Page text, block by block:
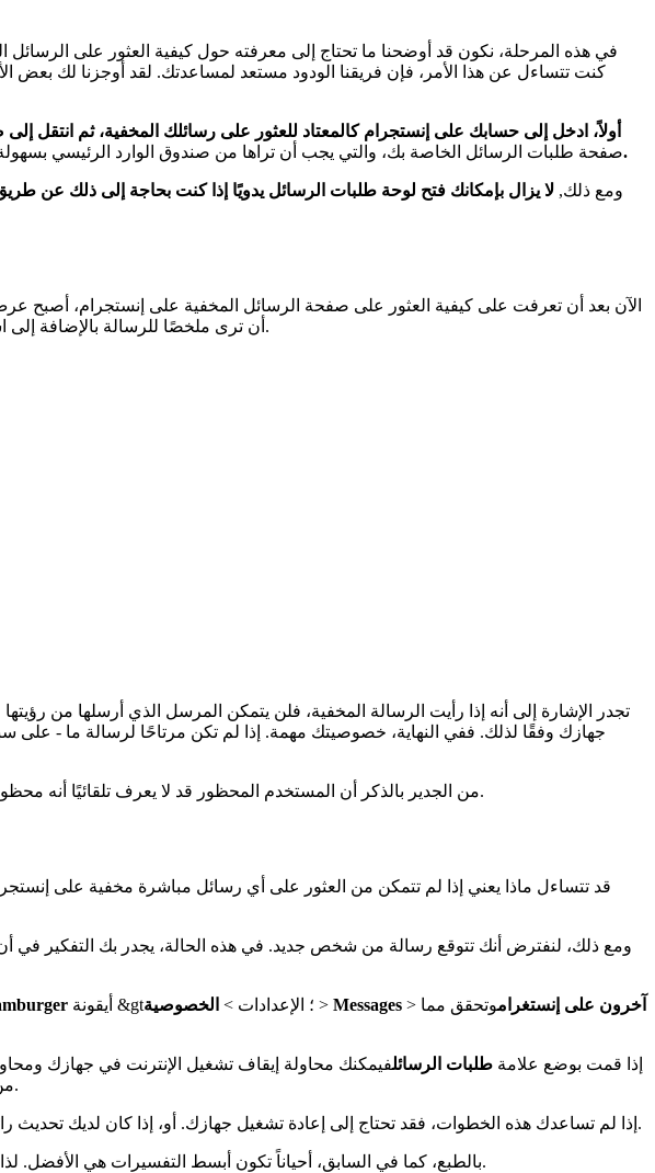
في هذه المرحلة، نكون قد أوضحنا ما تحتاج إلى معرفته حول كيفية العثور على الرسائل
كنت تتساءل عن هذا الأمر، فإن فريقنا الودود مستعد لمساعدتك. لقد أوجزنا لك بعض
أولاً، ادخل إلى حسابك على إنستجرام كالمعتاد للعثور على رسائلك المخفية، ثم انتقل
صفحة طلبات الرسائل الخاصة بك، والتي يجب أن تراها من صندوق الوارد الرئيسيإذا كان لديك أي رسائل مخفية في انتظارك، يجب أن تكون هناك لافتة زرقاء كبيرة تشير إلى أن لديك طلبات رسائل.
ومع ذلك, لا يزال بإمكانك فتح لوحة طلبات الرسائل يدويًا إذا كنت بحاجة إلى ذلك عن
الآن بعد أن تعرفت على كيفية العثور على صفحة الرسائل المخفية على إنستجرام، أصبح
أن ترى ملخصًا للرسالة بالإضافة إلى اسم المرسل وصورته). بعد ذلك، ستتمكن من عرض طلبات الرسائل (الرسائل المباشرة المخفية) والرد عليها كالمعتاد.
تجدر الإشارة إلى أنه إذا رأيت الرسالة المخفية، فلن يتمكن المرسل الذي أرسلها من
جهازك وفقًا لذلك. ففي النهاية، خصوصيتك مهمة. إذا لم تكن مرتاحًا لرسالة ما -
من الجدير بالذكر أن المستخدم المحظور قد لا يعرف تلقائيًا أنه محظور. وبالمثل، قد تظل قادرًا على محاولة إرسال رسائل إلى مستخدم محظور - لكن من المحتمل ألا يتمكن من استقبالها.
قد تتساءل ماذا يعني إذا لم تتمكن من العثور على أي رسائل مباشرة مخفية على
ومع ذلك، لنفترض أنك تتوقع رسالة من شخص جديد. في هذه الحالة، يجدر بك التفكير في
أيقونة &gt؛ الإعدادات > الخصوصية > Messages > آخرون على إنستغراموتحقق مما
إذا قمت بوضع علامة طلبات الرسائلفيمكنك محاولة إيقاف تشغيل الإنترنت في جهازك
من حسابك على إنستغرام قبل إعادة تشغيل التطبيق؛ إذا كان هناك خلل في البرنامج، فقد يكون هذا كافياً لحل المشكلة.
إذا لم تساعدك هذه الخطوات، فقد تحتاج إلى إعادة تشغيل جهازك. أو، إذا كان لديك تحديث رائع للبرنامج، نأمل أن يكون تحديث جهازك للتأكد من أنه يعمل بأحدث إصدار من التقنيات طريقة جيدة لإصلاح المشكلة.
بالطبع، كما في السابق، أحياناً تكون أبسط التفسيرات هي الأفضل. لذا، إذا كنت لا تزال تتوقع طلب رسالة ولكنك لم تتلقَ أي شيء، اسأل الشخص ما إذا كان قد أرسل الرسالة بشكل فعال.